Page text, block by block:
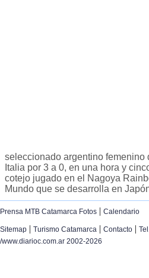
seleccionado argentino femenino
Italia por 3 a 0, en una hora y
cotejo jugado en el Nagoya
Mundo que se desarrolla en
Prensa MTB Catamarca Fotos | Calendario
Sitemap | Turismo Catamarca | Contacto |
/www.diarioc.com.ar 2002-2026